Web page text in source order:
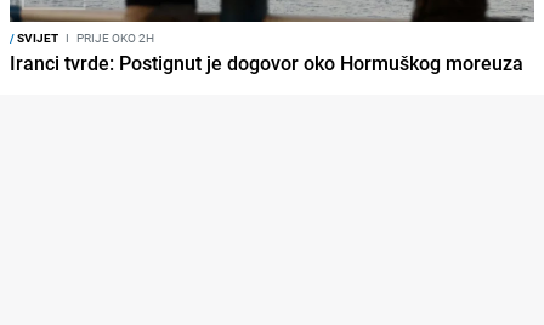
/SVIJET I PRIJE OKO 2H
Iranci tvrde: Postignut je dogovor oko Hormuškog moreuza